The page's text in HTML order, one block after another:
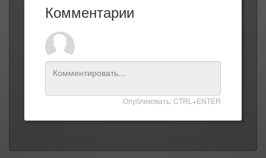
Комментарии
Опубликовать: CTRL+ENTER